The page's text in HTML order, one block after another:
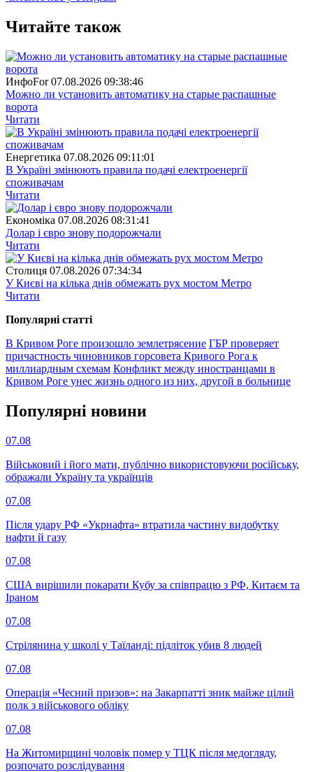
Читайте також
ИнфоFor 07.08.2026 09:38:46
Можно ли установить автоматику на старые распашные
ворота
Читати
Енергетика 07.08.2026 09:11:01
В Україні змінюють правила подачі електроенергії
споживачам
Читати
Економіка 07.08.2026 08:31:41
Долар і євро знову подорожчали
Читати
Столиця 07.08.2026 07:34:34
У Києві на кілька днів обмежать рух мостом Метро
Читати
Популярнi статтi
В Кривом Роге произошло землетрясение ГБР проверяет
причастность чиновников горсовета Кривого Рога к
миллиардным схемам Конфликт между иностранцами в
Кривом Роге унес жизнь одного из них, другой в больнице
Популярнi новини
07.08
Військовий і його мати, публічно використовуючи російську,
ображали Україну та українців
07.08
Після удару РФ «Укрнафта» втратила частину видобутку
нафти й газу
07.08
США вирішили покарати Кубу за співпрацю з РФ, Китаєм та
Іраном
07.08
Стрілянина у школі у Таїланді: підліток убив 8 людей
07.08
Операція «Чесний призов»: на Закарпатті зник майже цілий
полк з військового обліку
07.08
На Житомирщині чоловік помер у ТЦК після медогляду,
розпочато розслідування